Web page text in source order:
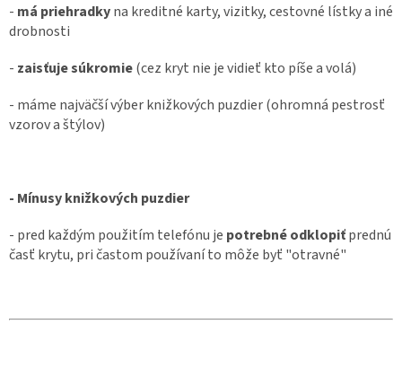
- má priehradkyna kreditné karty, vizitky, cestovné lístky a iné
drobnosti
- zaisťuje súkromie(cez kryt nie je vidieť kto píše a volá)
- máme najväčší výber knižkových puzdier (ohromná pestrosť
vzorov a štýlov)
- Mínusy knižkových puzdier
- pred každým použitím telefónu je potrebné odklopiťprednú
časť krytu, pri častom používaní to môže byť "otravné"